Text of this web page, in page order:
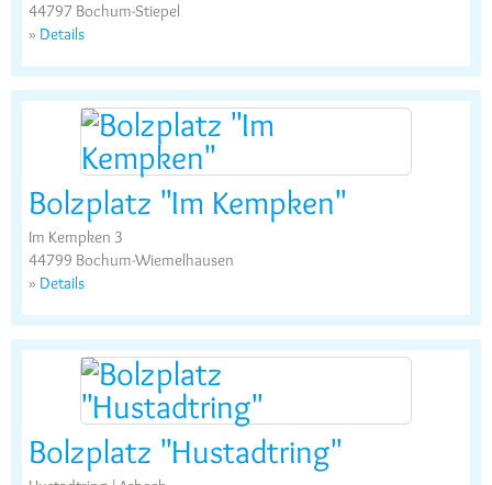
44797 Bochum-Stiepel
» Details
Bolzplatz "Im Kempken"
Im Kempken 3
44799 Bochum-Wiemelhausen
» Details
Bolzplatz "Hustadtring"